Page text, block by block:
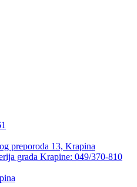
preporoda 13, Krapina
grada Krapine: 049/370-810